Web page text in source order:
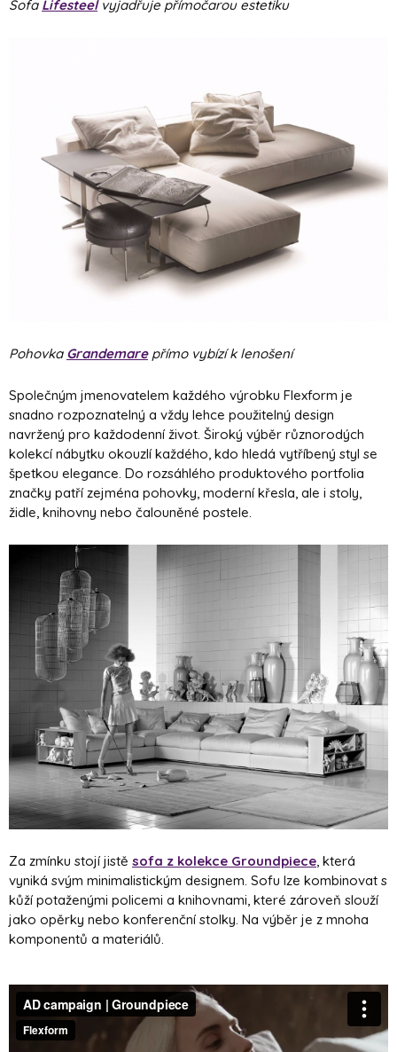
Sofa Lifesteelvyjadřuje přímočarou estetiku
Pohovka Grandemarepřímo vybízí k lenošení
Společným jmenovatelem každého výrobku Flexform je
snadno rozpoznatelný a vždy lehce použitelný design
navržený pro každodenní život. Široký výběr různorodých
kolekcí nábytku okouzlí každého, kdo hledá vytříbený styl se
špetkou elegance. Do rozsáhlého produktového portfolia
značky patří zejména pohovky, moderní křesla, ale i stoly,
židle, knihovny nebo čalouněné postele.
Za zmínku stojí jistě sofa z kolekce Groundpiece, která
vyniká svým minimalistickým designem. Sofu lze kombinovat s
kůží potaženými policemi a knihovnami, které zároveň slouží
jako opěrky nebo konferenční stolky. Na výběr je z mnoha
komponentů a materiálů.